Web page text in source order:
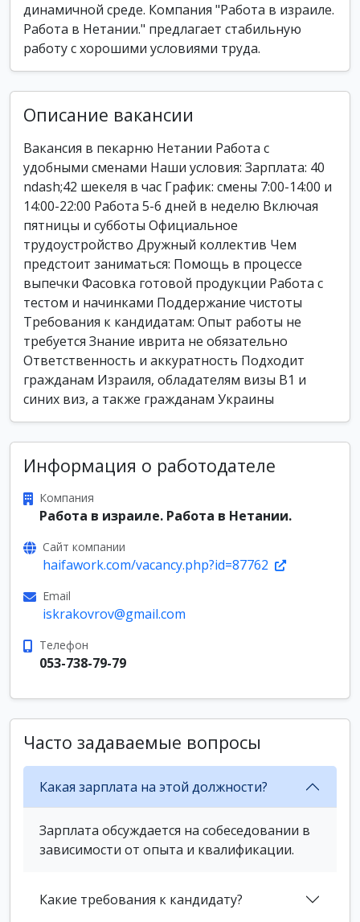
динамичной среде. Компания "Работа в израиле.
Работа в Нетании." предлагает стабильную
работу с хорошими условиями труда.
Описание вакансии
Вакансия в пекарню Нетании Работа с
удобными сменами Наши условия: Зарплата: 40
ndash;42 шекеля в час График: смены 7:00-14:00 и
14:00-22:00 Работа 5-6 дней в неделю Включая
пятницы и субботы Официальное
трудоустройство Дружный коллектив Чем
предстоит заниматься: Помощь в процессе
выпечки Фасовка готовой продукции Работа с
тестом и начинками Поддержание чистоты
Требования к кандидатам: Опыт работы не
требуется Знание иврита не обязательно
Ответственность и аккуратность Подходит
гражданам Израиля, обладателям визы B1 и
синих виз, а также гражданам Украины
Информация о работодателе
Компания
Работа в израиле. Работа в Нетании.
Сайт компании
haifawork.com/vacancy.php?id=87762
Email
iskrakovrov@gmail.com
Телефон
053-738-79-79
Часто задаваемые вопросы
Какая зарплата на этой должности?
Зарплата обсуждается на собеседовании в
зависимости от опыта и квалификации.
Какие требования к кандидату?